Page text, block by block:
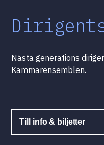
Nästa generations
Kammarensemblen.
Till info & biljetter